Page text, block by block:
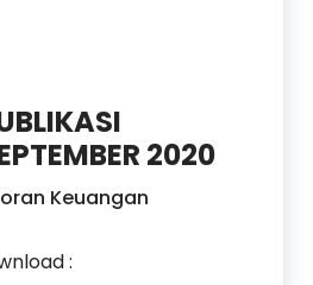
2020
Keuangan
: